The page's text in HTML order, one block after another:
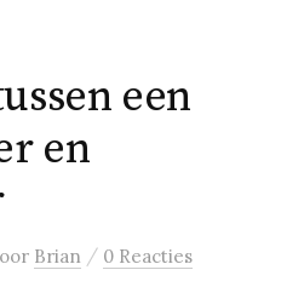
een
en
Brian / 0 Reacties